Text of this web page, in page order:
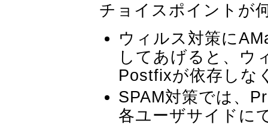
チョイスポイントが
ウィルス対策に
してあげると、ウ
Postfixが依存しな
SPAM対策では、
各ユーザサイドに